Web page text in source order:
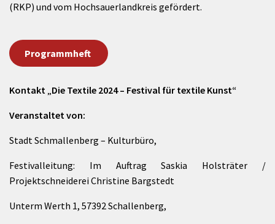
(RKP) und vom Hochsauerlandkreis gefördert.
Programmheft
Kontakt „Die Textile 2024 – Festival für textile Kunst“
Veranstaltet von:
Stadt Schmallenberg – Kulturbüro,
Festivalleitung: Im Auftrag Saskia Holsträter /
Projektschneiderei Christine Bargstedt
Unterm Werth 1, 57392 Schallenberg,